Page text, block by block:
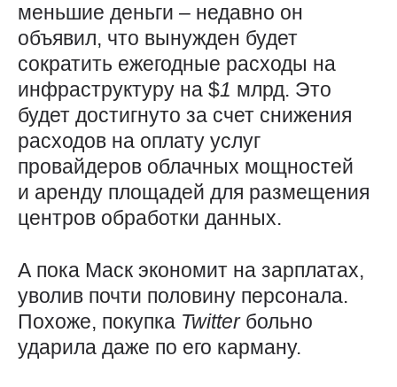
меньшие деньги – недавно он
объявил, что вынужден будет
сократить ежегодные расходы на
инфраструктуру на $1 млрд. Это
будет достигнуто за счет снижения
расходов на оплату услуг
провайдеров облачных мощностей
и аренду площадей для размещения
центров обработки данных.
А пока Маск экономит на зарплатах,
уволив почти половину персонала.
Похоже, покупка Twitter больно
ударила даже по его карману.